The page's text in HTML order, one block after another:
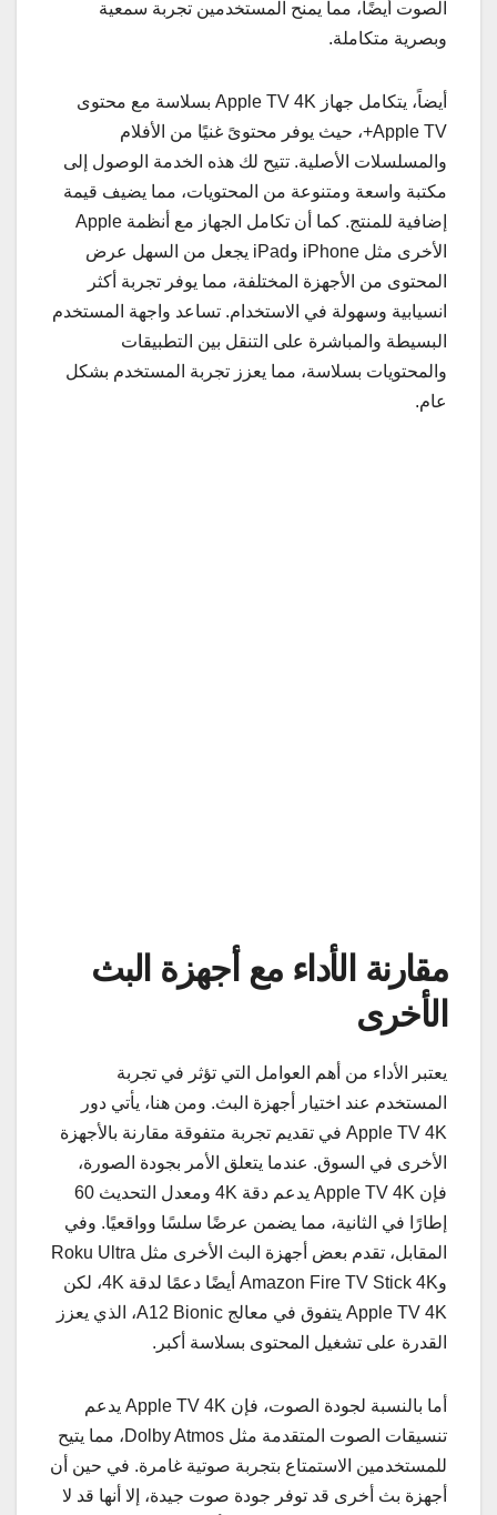
الصوت أيضًا، مما يمنح المستخدمين تجربة سمعية
وبصرية متكاملة.
أيضاً، يتكامل جهاز Apple TV 4K بسلاسة مع محتوى
Apple TV+، حيث يوفر محتوىً غنيًا من الأفلام
والمسلسلات الأصلية. تتيح لك هذه الخدمة الوصول إلى
مكتبة واسعة ومتنوعة من المحتويات، مما يضيف قيمة
إضافية للمنتج. كما أن تكامل الجهاز مع أنظمة Apple
الأخرى مثل iPhone وiPad يجعل من السهل عرض
المحتوى من الأجهزة المختلفة، مما يوفر تجربة أكثر
انسيابية وسهولة في الاستخدام. تساعد واجهة المستخدم
البسيطة والمباشرة على التنقل بين التطبيقات
والمحتويات بسلاسة، مما يعزز تجربة المستخدم بشكل
عام.
مقارنة الأداء مع أجهزة البث
الأخرى
يعتبر الأداء من أهم العوامل التي تؤثر في تجربة
المستخدم عند اختيار أجهزة البث. ومن هنا، يأتي دور
Apple TV 4K في تقديم تجربة متفوقة مقارنة بالأجهزة
الأخرى في السوق. عندما يتعلق الأمر بجودة الصورة،
فإن Apple TV 4K يدعم دقة 4K ومعدل التحديث 60
إطارًا في الثانية، مما يضمن عرضًا سلسًا وواقعيًا. وفي
المقابل، تقدم بعض أجهزة البث الأخرى مثل Roku Ultra
وAmazon Fire TV Stick 4K أيضًا دعمًا لدقة 4K، لكن
Apple TV 4K يتفوق في معالج A12 Bionic، الذي يعزز
القدرة على تشغيل المحتوى بسلاسة أكبر.
أما بالنسبة لجودة الصوت، فإن Apple TV 4K يدعم
تنسيقات الصوت المتقدمة مثل Dolby Atmos، مما يتيح
للمستخدمين الاستمتاع بتجربة صوتية غامرة. في حين أن
أجهزة بث أخرى قد توفر جودة صوت جيدة، إلا أنها قد لا